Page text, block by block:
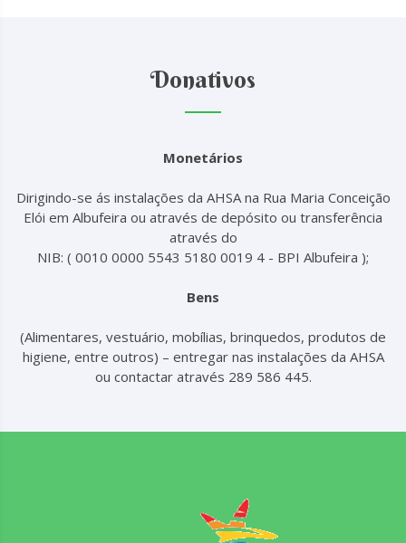
Donativos
Monetários
Dirigindo-se ás instalações da AHSA na Rua Maria Conceição
Elói em Albufeira ou através de depósito ou transferência
através do
NIB: ( 0010 0000 5543 5180 0019 4 - BPI Albufeira );
Bens
(Alimentares, vestuário, mobílias, brinquedos, produtos de
higiene, entre outros) – entregar nas instalações da AHSA
ou contactar através 289 586 445.